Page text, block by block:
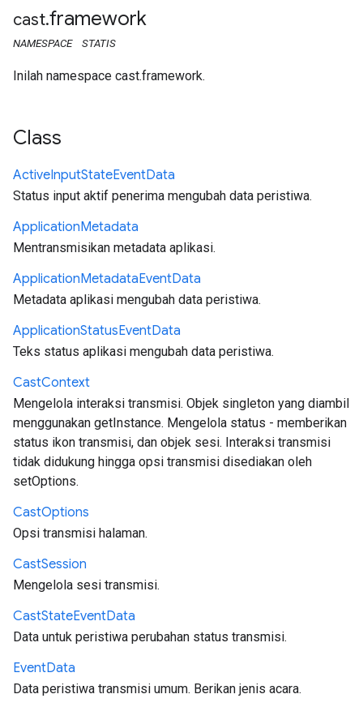
cast.framework
NAMESPACE STATIS
Inilah namespace cast.framework.
Class
ActiveInputStateEventData
Status input aktif penerima mengubah data peristiwa.
ApplicationMetadata
Mentransmisikan metadata aplikasi.
ApplicationMetadataEventData
Metadata aplikasi mengubah data peristiwa.
ApplicationStatusEventData
Teks status aplikasi mengubah data peristiwa.
CastContext
Mengelola interaksi transmisi. Objek singleton yang diambil
menggunakan getInstance. Mengelola status - memberikan
status ikon transmisi, dan objek sesi. Interaksi transmisi
tidak didukung hingga opsi transmisi disediakan oleh
setOptions.
CastOptions
Opsi transmisi halaman.
CastSession
Mengelola sesi transmisi.
CastStateEventData
Data untuk peristiwa perubahan status transmisi.
EventData
Data peristiwa transmisi umum. Berikan jenis acara.